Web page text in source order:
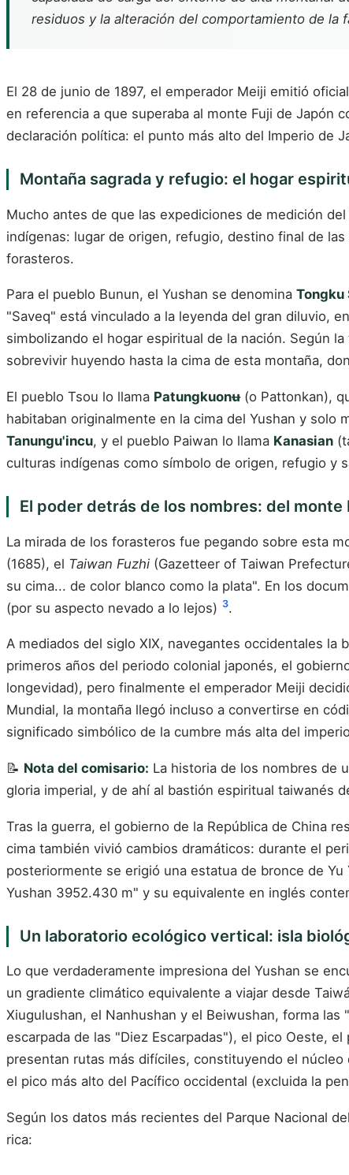
residuos y la alteración del comportamiento de la
El 28 de junio de 1897, el emperador Meiji emitió
en referencia a que superaba al monte Fuji de Japón
declaración política: el punto más alto del Imperio de
Montaña sagrada y refugio: el hogar
Mucho antes de que las expediciones de medición
indígenas: lugar de origen, refugio, destino final de
forasteros.
Para el pueblo Bunun, el Yushan se denomina Tongku
"Saveq" está vinculado a la leyenda del gran diluvio,
simbolizando el hogar espiritual de la nación. Según
sobrevivir huyendo hasta la cima de esta montaña,
El pueblo Tsou lo llama Patungkuonʉ(o Pattonkan),
habitaban originalmente en la cima del Yushan y solo
Tanungu'incu, y el pueblo Paiwan lo llama Kanasian
culturas indígenas como símbolo de origen, refugio y
El poder detrás de los nombres: del monte
La mirada de los forasteros fue pegando sobre esta
(1685), el Taiwan Fuzhi (Gazetteer of Taiwan
su cima... de color blanco como la plata". En los
(por su aspecto nevado a lo lejos) 3.
A mediados del siglo XIX, navegantes occidentales
primeros años del periodo colonial japonés, el
longevidad), pero finalmente el emperador Meiji
Mundial, la montaña llegó incluso a convertirse en
significado simbólico de la cumbre más alta del
📝 Nota del comisario: La historia de los nombres de
gloria imperial, y de ahí al bastión espiritual taiwanés
Tras la guerra, el gobierno de la República de China
cima también vivió cambios dramáticos: durante el
posteriormente se erigió una estatua de bronce de
Yushan 3952.430 m" y su equivalente en inglés
Un laboratorio ecológico vertical: isla
Lo que verdaderamente impresiona del Yushan se
un gradiente climático equivalente a viajar desde
Xiugulushan, el Nanhushan y el Beiwushan, forma
escarpada de las "Diez Escarpadas"), el pico Oeste,
presentan rutas más difíciles, constituyendo el
el pico más alto del Pacífico occidental (excluida la
Según los datos más recientes del Parque Nacional
rica: